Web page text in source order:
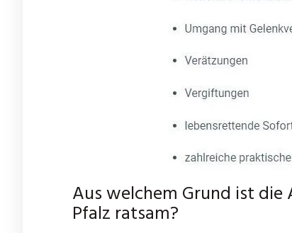
Aus welchem Grund ist die
Pfalz ratsam?